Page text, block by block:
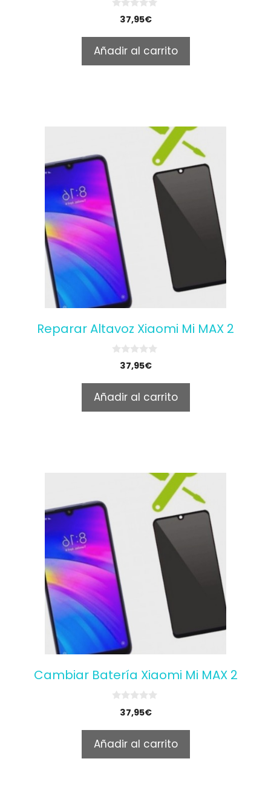
o
f
5
37,95€
Añadir al carrito
Reparar Altavoz Xiaomi Mi MAX 2
o
5
37,95€
Añadir al carrito
Cambiar Batería Xiaomi Mi MAX 2
o
f
5
37,95€
Añadir al carrito